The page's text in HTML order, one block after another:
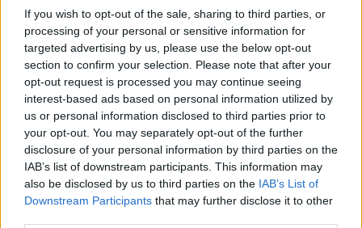
If you wish to opt-out of the sale, sharing to third parties, or
processing of your personal or sensitive information for
targeted advertising by us, please use the below opt-out
section to confirm your selection. Please note that after your
opt-out request is processed you may continue seeing
interest-based ads based on personal information utilized by
us or personal information disclosed to third parties prior to
your opt-out. You may separately opt-out of the further
disclosure of your personal information by third parties on the
IAB’s list of downstream participants. This information may
also be disclosed by us to third parties on the IAB’s List of
Downstream Participants that may further disclose it to other
Ahol úgy születnek mainstreamnek látszó
jogszabályok, hogy azok hatását vizsgálva pontosan
és előre meghatározható, hogy mely szociális,
etnikai és regionális jellemzőkkel bíró, vagy még
inkább milyen kapcsolati tőkével rendelkező
csoportokat akar büntetni vagy milyen vallásúakat
előnybe hozni.
Nekem az a baloldali oktatáspolitika, amely olyan
iskolákat tart fenn, ahol sem a gyerekek
(odahazudott) érdekeire, sem az iskolák (nem létező)
szabad gyerekválasztási jogára, sem a többségi
társadalom (egyre erősödő) szegregációs igényeire